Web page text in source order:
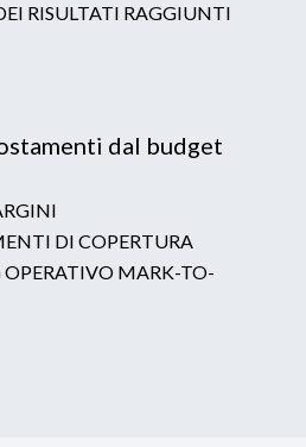
RISULTATI RAGGIUNTI
dal budget
DI COPERTURA
MARK-TO-